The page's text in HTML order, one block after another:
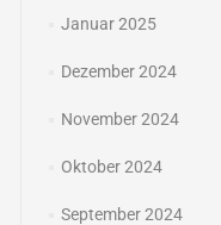
Januar 2025
Dezember 2024
November 2024
Oktober 2024
September 2024